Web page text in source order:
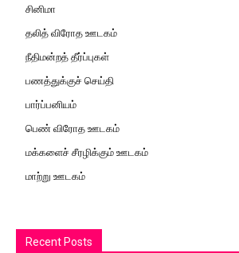
சினிமா
தலித் விரோத ஊடகம்
நீதிமன்றத் தீர்ப்புகள்
பணத்துக்குச் செய்தி
பார்ப்பனியம்
பெண் விரோத ஊடகம்
மக்களைச் சீரழிக்கும் ஊடகம்
மாற்று ஊடகம்
Recent Posts